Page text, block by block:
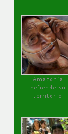
Amazonía
defiende su
territorio